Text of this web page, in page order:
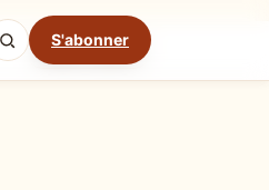
S'abonner
Mode cuisine